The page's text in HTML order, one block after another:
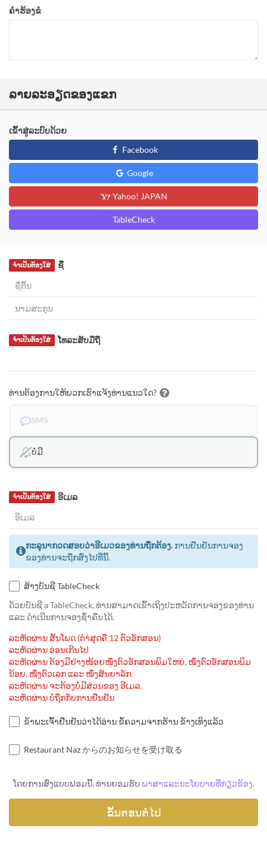
ຄຳຮ້ອງຂໍ
ລາຍລະອຽດຂອງແຂກ
ເຂົ້າສູ່ລະບົບດ້ວຍ
Facebook
Google
Yahoo! JAPAN
TableCheck
ຊື່
ຈຳເປັນຕ້ອງໃສ່
ໂທລະສັບມືຖື
ຈຳເປັນຕ້ອງໃສ່
ທ່ານຕ້ອງການໃຫ້ພວກເຮົາແຈ້ງທ່ານແນວໃດ?
SMS
ບໍ່ມີ
ອີເມລ
ຈຳເປັນຕ້ອງໃສ່
ກະລຸນາກວດສອບວ່າອີເມວຂອງທ່ານຖືກຕ້ອງ. ການຢືນຢັນການຈອງ
ຂອງທ່ານຈະຖືກສົ່ງໄປທີ່ນີ້.
ສ້າງບັນຊີ TableCheck
ດ້ວຍບັນຊີ a TableCheck, ທ່ານສາມາດເຂົ້າເຖິງປະຫວັດການຈອງຂອງທ່ານ
ແລະ ດຳເນີນການຈອງຊ້ຳຄືນໄດ້.
ລະຫັດຜ່ານ ສັ້ນໂພດ (ຕຳ່ສຸດຄື 12 ຕົວອັກສອນ)
ລະຫັດຜ່ານ ອ່ອນເກີນໄປ
ລະຫັດຜ່ານ ຕ້ອງມີຢ່າງໜ້ອຍໜຶ່ງຕົວອັກສອນພິມໃຫຍ່, ໜຶ່ງຕົວອັກສອນພິມ
ນ້ອຍ, ໜຶ່ງຕົວເລກ ແລະ ໜຶ່ງສັນຍາລັກ.
ລະຫັດຜ່ານ ຈະຕ້ອງບໍ່ມີສ່ວນຂອງ ອີເມລ.
ລະຫັດຜ່ານ ບໍ່ຖືກກັບການຢືນຢັນ
ຂ້າພະເຈົ້າຢືນຢັນວ່າໄດ້ອ່ານ ຂໍ້ຄວາມຈາກຮ້ານ ຂ້າງເທິງແລ້ວ
Restaurant Naz からのお知らせを受け取る
ໂດຍການສົ່ງແບບຟອມນີ້, ທ່ານຍອມຮັບ ພາສາແລະນະໂຍບາຍທີ່ກ່ຽວຂ້ອງ.